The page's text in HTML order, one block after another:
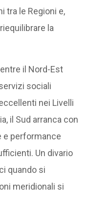
tra le Regioni e,
la
il Nord-Est
sociali
nei Livelli
il Sud arranca con
e performance
Un divario
quando si
meridionali si